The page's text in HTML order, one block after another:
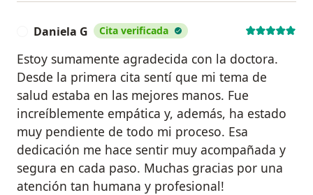
Daniela G Cita verificada
Estoy sumamente agradecida con la doctora.
Desde la primera cita sentí que mi tema de
salud estaba en las mejores manos. Fue
increíblemente empática y, además, ha estado
muy pendiente de todo mi proceso. Esa
dedicación me hace sentir muy acompañada y
segura en cada paso. Muchas gracias por una
atención tan humana y profesional!